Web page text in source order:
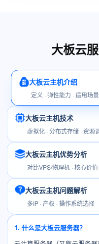
大板云
大板云主机介绍
定义 · 弹性能力 · 适用场景
大板云主机技术
虚拟化 · 分布式存储 · 资源
大板云主机优势分析
对比VPS/物理机 · 核心价值
大板云主机问题解析
多IP · 产权 · 操作系统选择
1. 什么是大板云服务器？